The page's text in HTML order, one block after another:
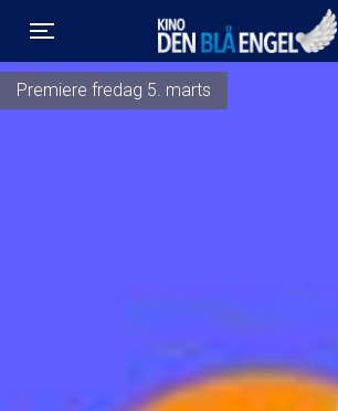
Toggle navigation
Kino Den Blå Engel
Premiere fredag 5. marts